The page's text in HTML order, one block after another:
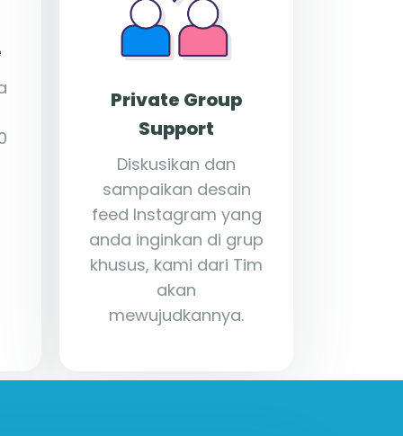
Private Group
Support
Diskusikan dan
sampaikan desain
feed Instagram yang
anda inginkan di grup
khusus, kami dari Tim
akan
mewujudkannya.